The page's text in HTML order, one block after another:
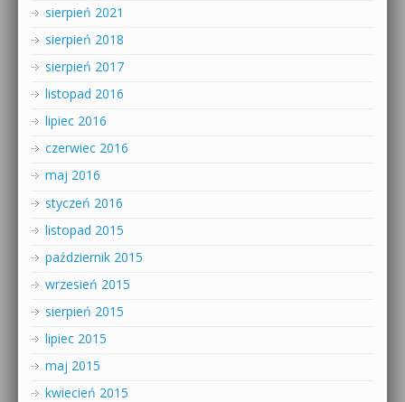
sierpień 2021
sierpień 2018
sierpień 2017
listopad 2016
lipiec 2016
czerwiec 2016
maj 2016
styczeń 2016
listopad 2015
październik 2015
wrzesień 2015
sierpień 2015
lipiec 2015
maj 2015
kwiecień 2015